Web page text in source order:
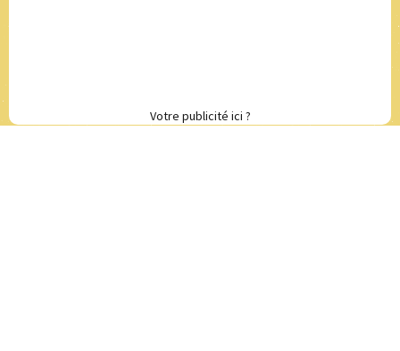
Votre publicité ici ?